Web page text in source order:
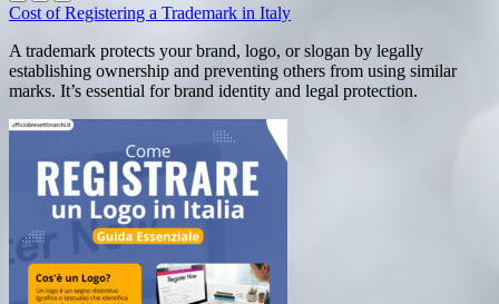
Cost of Registering a Trademark in Italy
A trademark protects your brand, logo, or slogan by legally
establishing ownership and preventing others from using similar
marks. It’s essential for brand identity and legal protection.